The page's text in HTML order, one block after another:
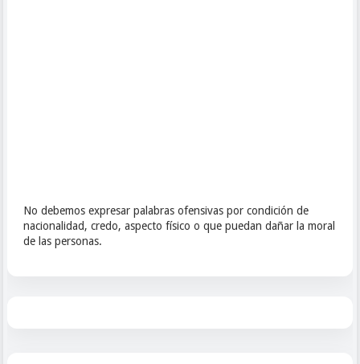
No debemos expresar palabras ofensivas por condición de
nacionalidad, credo, aspecto físico o que puedan dañar la moral
de las personas.